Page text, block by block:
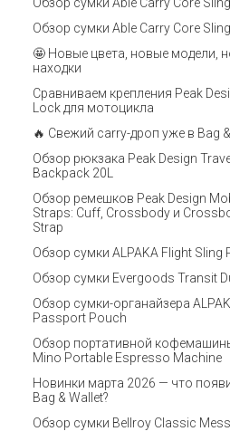
Обзор сумки Able Carry Core Sling
🤩 Новые цвета, новые модели,
находки
Сравниваем крепления Peak
Lock для мотоцикла
🔥 Свежий carry-дроп уже в Bag
Обзор рюкзака Peak Design
Backpack 20L
Обзор ремешков Peak Design
Straps: Cuff, Crossbody и
Strap
Обзор сумки ALPAKA Flight Sling
Обзор сумки Evergoods Transit
Обзор сумки-органайзера
Passport Pouch
Обзор портативной
Mino Portable Espresso Machine
Новинки марта 2026 — что
Bag & Wallet?
Обзор сумки Bellroy Classic